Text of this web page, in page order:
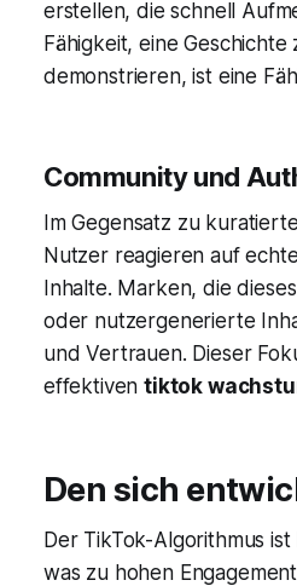
erstellen, die schnell
Fähigkeit, eine
demonstrieren, ist eine
Community und
Im Gegensatz zu
Nutzer reagieren auf
Inhalte. Marken, die
oder nutzergenerierte
und Vertrauen. Dieser
effektiventiktok
Den sich
Der TikTok-Algorithmus
was zu hohen